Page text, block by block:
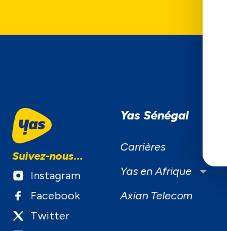
Suivez-nous...
Instagram
Facebook
Twitter
Yas Sénégal
Carrières
Yas en Afrique
Axian Telecom